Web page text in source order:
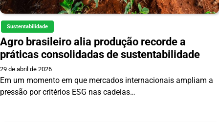
Sustentabilidade
Agro brasileiro alia produção recorde a
práticas consolidadas de sustentabilidade
29 de abril de 2026
Em um momento em que mercados internacionais ampliam a
pressão por critérios ESG nas cadeias…